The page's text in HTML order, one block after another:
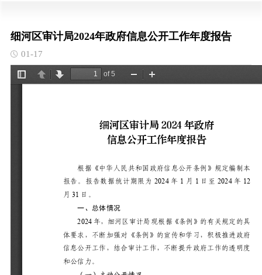
细河区审计局2024年政府信息公开工作年度报告
01-17